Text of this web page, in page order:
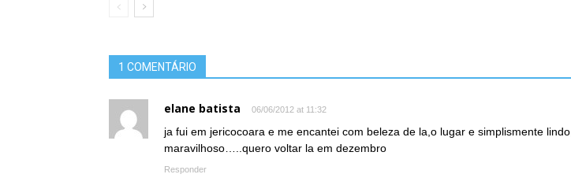
1 COMENTÁRIO
elane batista 06/06/2012 at 11:32
ja fui em jericocoara e me encantei com beleza de la,o lugar e simplismente lindo,
maravilhoso…..quero voltar la em dezembro
Responder